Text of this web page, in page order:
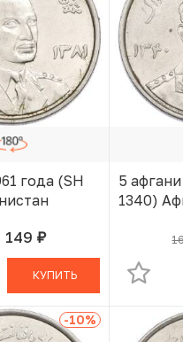
года (SH
149 руб.
В КОРЗИНЕ
КУПИТЬ
5
1340)
-10%